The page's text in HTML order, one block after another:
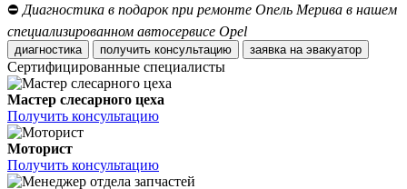
⛔ Диагностика в подарок при ремонте Опель Мерива в нашем
специализированном автосервисе Opel
диагностика получить консультацию заявка на эвакуатор
Сертифицированные специалисты
Мастер слесарного цеха
Получить консультацию
Моторист
Получить консультацию